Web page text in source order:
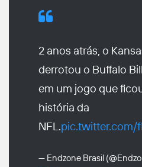
2 anos atrás, o
derrotou o Buffalo
em um jogo que
história da
NFL.pic.twitter.com/
— Endzone Brasil